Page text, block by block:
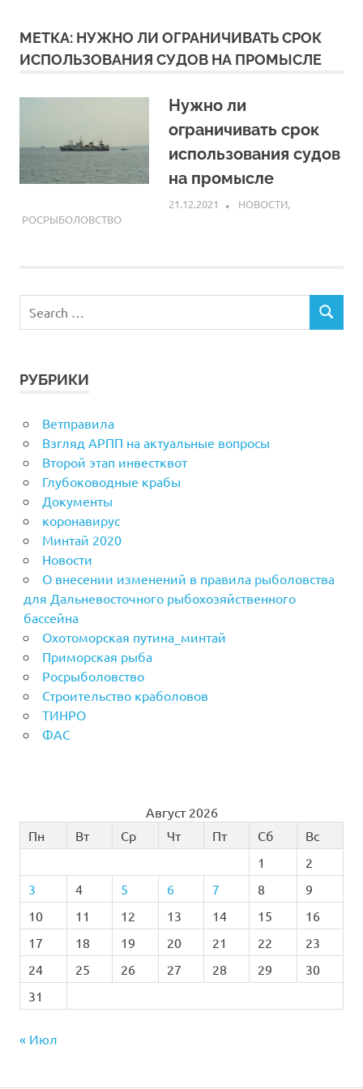
МЕТКА: НУЖНО ЛИ ОГРАНИЧИВАТЬ СРОК
ИСПОЛЬЗОВАНИЯ СУДОВ НА ПРОМЫСЛЕ
Нужно ли
ограничивать срок
использования судов
на промысле
21.12.2021 ARPP
НОВОСТИ,
РОСРЫБОЛОВСТВО
РУБРИКИ
Ветправила
Взгляд АРПП на актуальные вопросы
Второй этап инвестквот
Глубоководные крабы
Документы
коронавирус
Минтай 2020
Новости
О внесении изменений в правила рыболовства
для Дальневосточного рыбохозяйственного
бассейна
Охотоморская путина_минтай
Приморская рыба
Росрыболовство
Строительство краболовов
ТИНРО
ФАС
Август 2026
Пн
Вт Ср Чт Пт Сб
Вс
1
2
3
4 5 6 7 8
9
10
11 12 13 14 15
16
17
18 19 20 21 22
23
24
25 26 27 28 29
30
31
« Июл